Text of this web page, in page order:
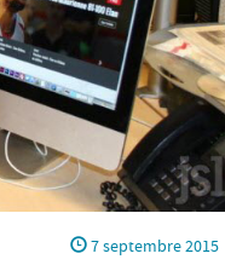
7 septembre 2015